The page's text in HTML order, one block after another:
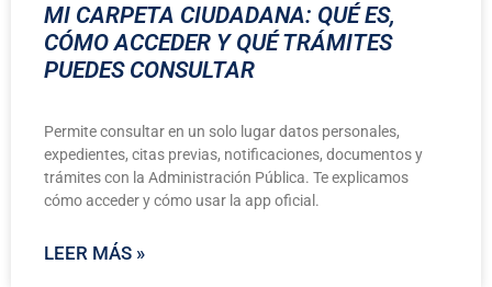
MI CARPETA CIUDADANA: QUÉ ES,
CÓMO ACCEDER Y QUÉ TRÁMITES
PUEDES CONSULTAR
Permite consultar en un solo lugar datos personales,
expedientes, citas previas, notificaciones, documentos y
trámites con la Administración Pública. Te explicamos
cómo acceder y cómo usar la app oficial.
LEER MÁS »